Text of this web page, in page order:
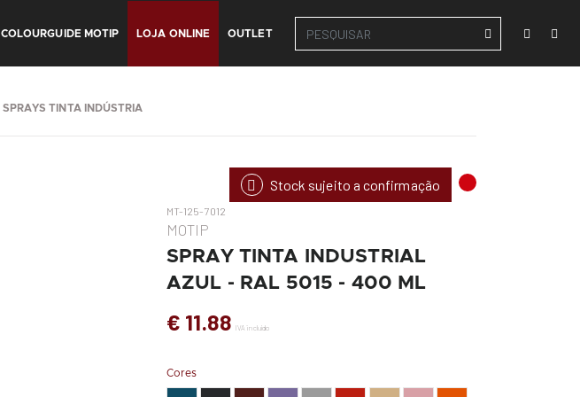
COLOURGUIDE MOTIP LOJA ONLINE OUTLET
SPRAYS TINTA INDÚSTRIA
Stock sujeito a confirmação
MT-125-7012
MOTIP
SPRAY TINTA INDUSTRIAL
AZUL - RAL 5015 - 400 ML
€ 11.88 IVA incluído
Cores